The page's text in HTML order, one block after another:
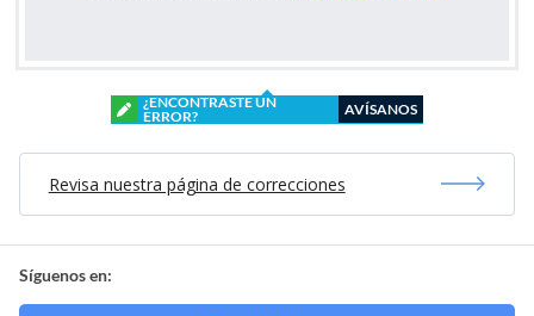
¿ENCONTRASTE UN
ERROR?
AVÍSANOS
Revisa nuestra página de correcciones
Síguenos en: